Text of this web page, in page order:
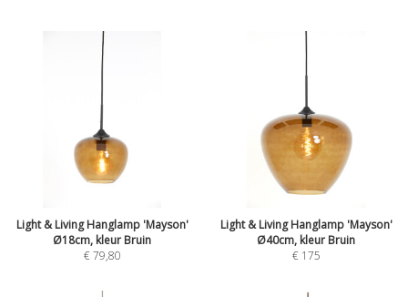
Light & Living Hanglamp 'Mayson'
Ø18cm, kleur Bruin
€79,80
Light & Living Hanglamp 'Mayson'
Ø40cm, kleur Bruin
€ 175